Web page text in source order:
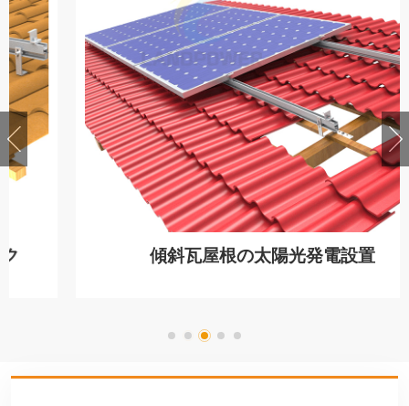
傾斜瓦屋根の太陽光発電設置